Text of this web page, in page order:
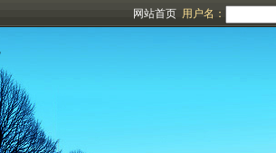
网站首页 用户名：